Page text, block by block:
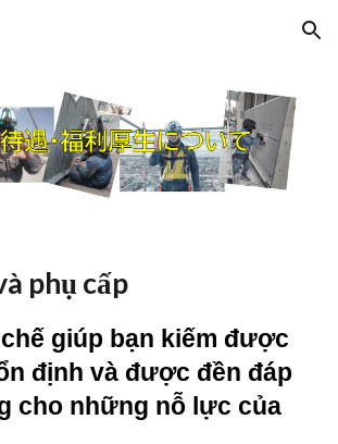
Skip to navigation
phụ cấp
giúp bạn kiếm được
định và được đền đáp
cho những nỗ lực của